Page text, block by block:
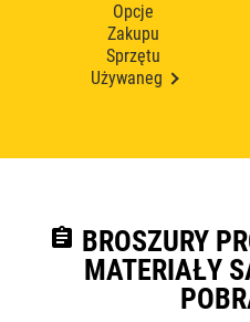
Opcje
Zakupu
Sprzętu
Używaneg
assignment BROSZURY
MATERIAŁY